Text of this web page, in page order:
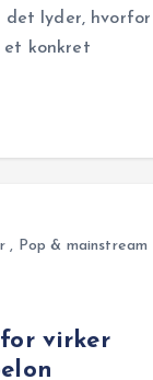
lyder, hvorfor
et konkret
, Pop & mainstream
virker